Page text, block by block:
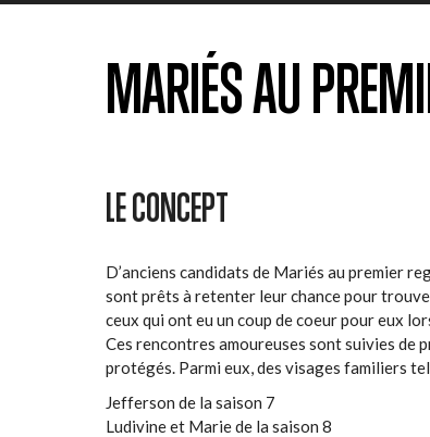
MARIÉS AU
LE CONCEPT
D’anciens candidats de Mariés au premier
sont prêts à retenter leur chance pour
ceux qui ont eu un coup de coeur pour eux
Ces rencontres amoureuses sont suivies de
protégés. Parmi eux, des visages familiers
Jefferson de la saison 7
Ludivine et Marie de la saison 8